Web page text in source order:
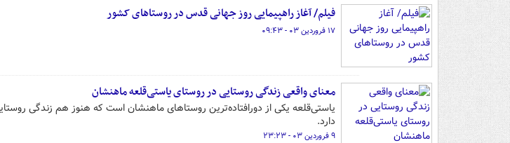
فیلم/ آغاز راهپیمایی روز جهانی قدس در روستاهای کشور
۱۷ فروردین ۰۳ - ۰۹:۴۳
معنای واقعی زندگی روستایی در روستای یاستی‌قلعه ماهنشان
یاستی‌قلعه یکی از دورافتاده‌ترین روستاهای ماهنشان است که هنوز هم زندگی
دارد.
۹ فروردین ۰۳ - ۲۳:۲۳